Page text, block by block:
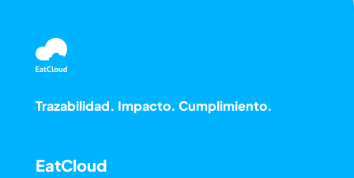
Trazabilidad. Impacto. Cumplimiento.
EatCloud